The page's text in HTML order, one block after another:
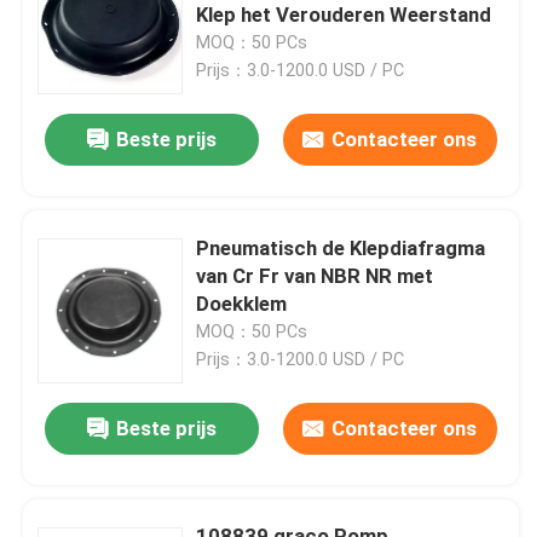
Klep het Verouderen Weerstand
MOQ：50 PCs
Prijs：3.0-1200.0 USD / PC
Beste prijs Contacteer ons
Pneumatisch de Klepdiafragma
van Cr Fr van NBR NR met
Doekklem
MOQ：50 PCs
Prijs：3.0-1200.0 USD / PC
Beste prijs Contacteer ons